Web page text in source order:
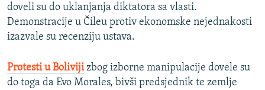
doveli su do uklanjanja diktatora sa vlasti.
Demonstracije u Čileu protiv ekonomske nejednakosti
izazvale su recenziju ustava.
Protesti u Bolivijizbog izborne manipulacije dovele su
do toga da Evo Morales, bivši predsjednik te zemlje